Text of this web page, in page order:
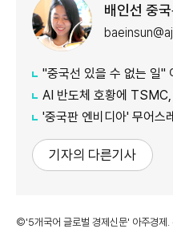
배인선 중
"중국선 있을 수 없는 일" 이재
AI 반도체 호황에 TSMC,
'중국판 엔비디아' 무어스레드,
기자의 다른기사
©'5개국어 글로벌 경제신문' 아주경제.